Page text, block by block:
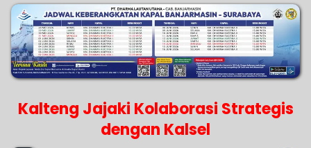
Kalteng Jajaki Kolaborasi Strategis
dengan Kalsel